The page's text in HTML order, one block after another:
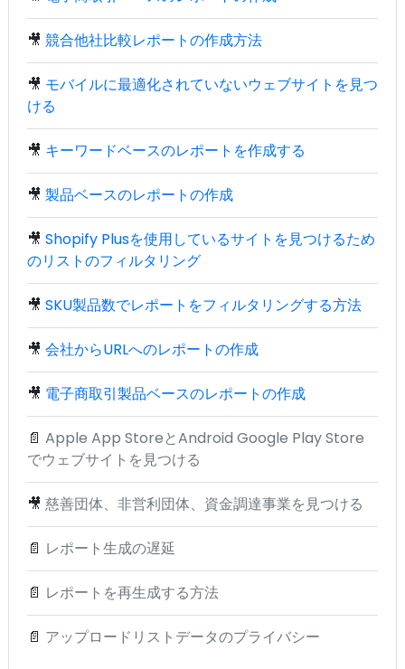
🎥 競合他社比較レポートの作成方法
🎥 モバイルに最適化されていないウェブサイトを見つ
ける
🎥 キーワードベースのレポートを作成する
🎥 製品ベースのレポートの作成
🎥 Shopify Plusを使用しているサイトを見つけるため
のリストのフィルタリング
🎥 SKU製品数でレポートをフィルタリングする方法
🎥 会社からURLへのレポートの作成
🎥 電子商取引製品ベースのレポートの作成
📄 Apple App StoreとAndroid Google Play Store
でウェブサイトを見つける
🎥 慈善団体、非営利団体、資金調達事業を見つける
📄 レポート生成の遅延
📄 レポートを再生成する方法
📄 アップロードリストデータのプライバシー